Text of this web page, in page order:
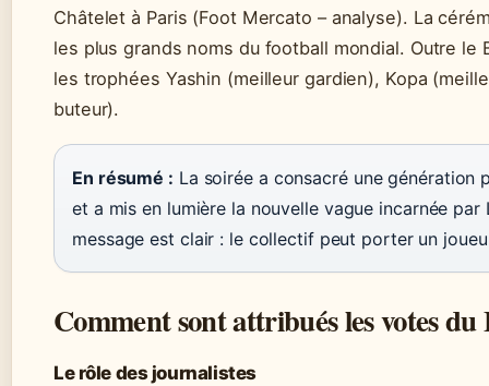
Châtelet à Paris (Foot Mercato – analyse). La
les plus grands noms du football mondial. Outre le
les trophées Yashin (meilleur gardien), Kopa
buteur).
En résumé : La soirée a consacré une génération
et a mis en lumière la nouvelle vague incarnée par
message est clair : le collectif peut porter un
Comment sont attribués les votes
Le rôle des journalistes